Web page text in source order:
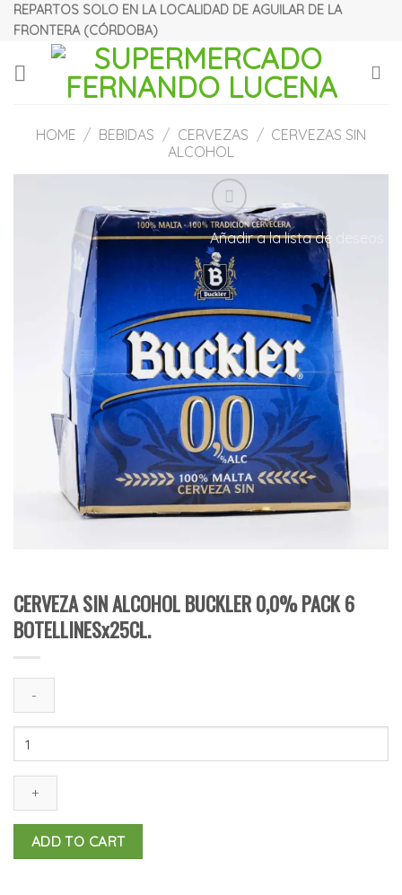
SkipREPARTOS SOLO EN LA LOCALIDAD DE AGUILAR DE LA
FRONTERA (CÓRDOBA)
HOME / BEBIDAS / CERVEZAS / CERVEZAS SIN
ALCOHOL
Añadir a la lista de deseos
CERVEZA SIN ALCOHOL BUCKLER 0,0% PACK 6
BOTELLINESx25CL.
ALCOHOL
BUCKLER
PACK
6
ADD TO CART